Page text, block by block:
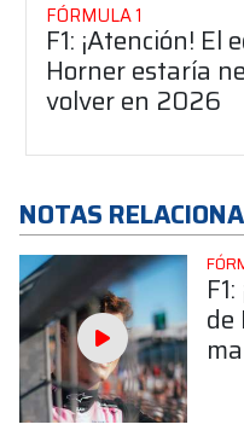
FÓRMULA 1
F1: ¡Atención! El
Horner estaría
volver en 2026
NOTAS
de